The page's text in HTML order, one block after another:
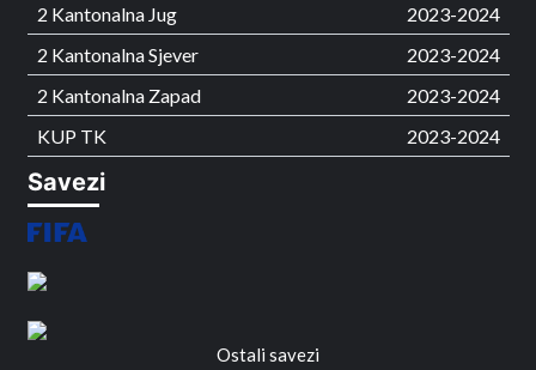
2 Kantonalna Jug
2023-2024
2 Kantonalna Sjever
2023-2024
2 Kantonalna Zapad
2023-2024
KUP TK
2023-2024
Savezi
Ostali savezi